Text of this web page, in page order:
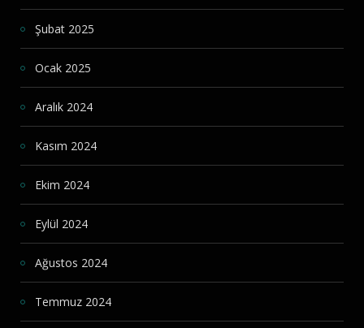
Şubat 2025
Ocak 2025
Aralık 2024
Kasım 2024
Ekim 2024
Eylül 2024
Ağustos 2024
Temmuz 2024